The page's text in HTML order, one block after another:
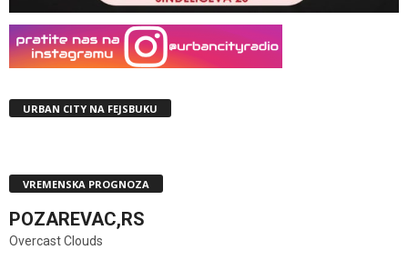
URBAN CITY NA FEJSBUKU
VREMENSKA PROGNOZA
POZAREVAC,RS
Overcast Clouds